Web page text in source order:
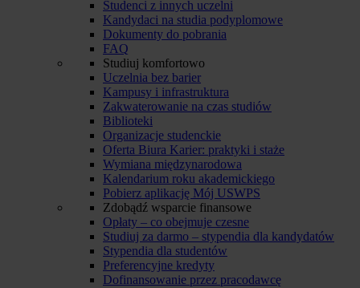
Studenci z innych uczelni
Kandydaci na studia podyplomowe
Dokumenty do pobrania
FAQ
Studiuj komfortowo
Uczelnia bez barier
Kampusy i infrastruktura
Zakwaterowanie na czas studiów
Biblioteki
Organizacje studenckie
Oferta Biura Karier: praktyki i staże
Wymiana międzynarodowa
Kalendarium roku akademickiego
Pobierz aplikację Mój USWPS
Zdobądź wsparcie finansowe
Opłaty – co obejmuje czesne
Studiuj za darmo – stypendia dla kandydatów
Stypendia dla studentów
Preferencyjne kredyty
Dofinansowanie przez pracodawcę